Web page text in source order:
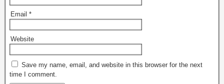
Email *
Website
Save my name, email, and website in this browser for the next
time I comment.